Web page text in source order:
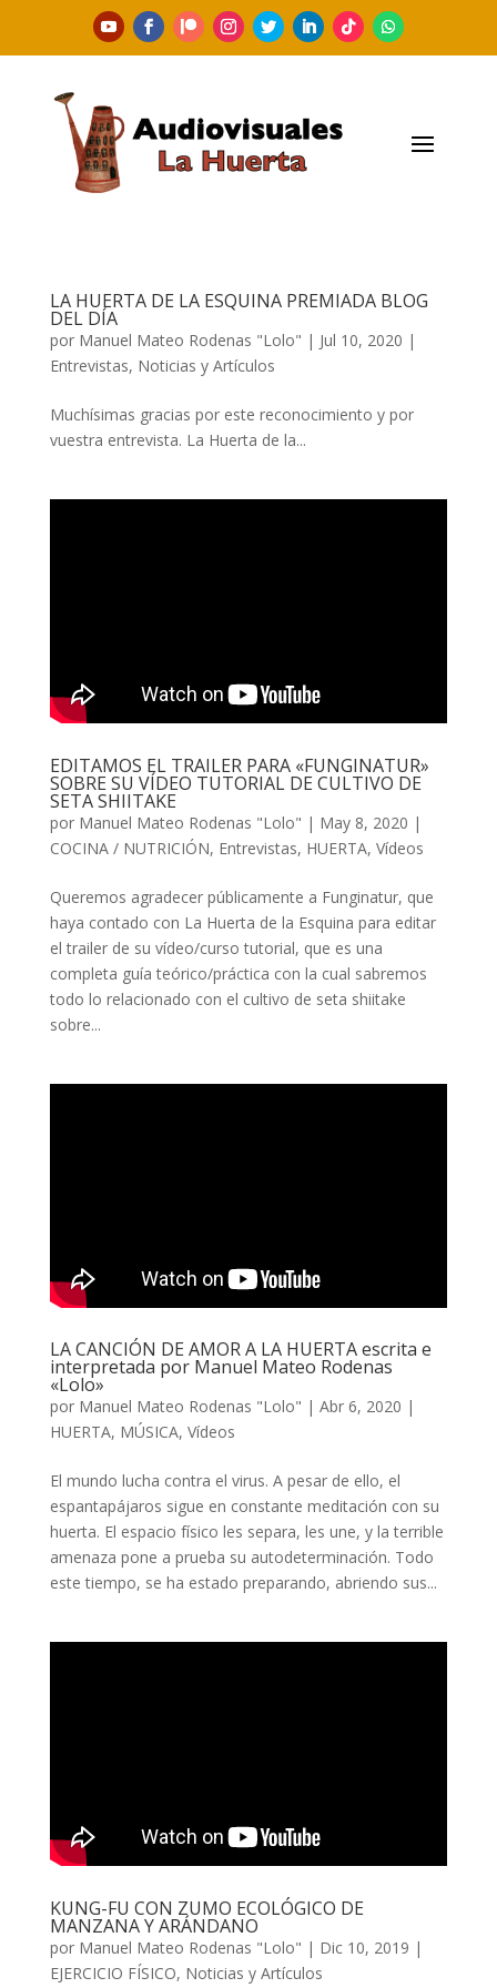
LA HUERTA DE LA ESQUINA PREMIADA BLOG
DEL DÍA
por Manuel Mateo Rodenas "Lolo" | Jul 10, 2020 |
Entrevistas, Noticias y Artículos
Muchísimas gracias por este reconocimiento y por
vuestra entrevista. La Huerta de la...
EDITAMOS EL TRAILER PARA «FUNGINATUR»
SOBRE SU VÍDEO TUTORIAL DE CULTIVO DE
SETA SHIITAKE
por Manuel Mateo Rodenas "Lolo" | May 8, 2020 |
COCINA / NUTRICIÓN, Entrevistas, HUERTA, Vídeos
Queremos agradecer públicamente a Funginatur, que
haya contado con La Huerta de la Esquina para editar
el trailer de su vídeo/curso tutorial, que es una
completa guía teórico/práctica con la cual sabremos
todo lo relacionado con el cultivo de seta shiitake
sobre...
LA CANCIÓN DE AMOR A LA HUERTA escrita e
interpretada por Manuel Mateo Rodenas
«Lolo»
por Manuel Mateo Rodenas "Lolo" | Abr 6, 2020 |
HUERTA, MÚSICA, Vídeos
El mundo lucha contra el virus. A pesar de ello, el
espantapájaros sigue en constante meditación con su
huerta. El espacio físico les separa, les une, y la terrible
amenaza pone a prueba su autodeterminación. Todo
este tiempo, se ha estado preparando, abriendo sus...
KUNG-FU CON ZUMO ECOLÓGICO DE
MANZANA Y ARÁNDANO
por Manuel Mateo Rodenas "Lolo" | Dic 10, 2019 |
EJERCICIO FÍSICO, Noticias y Artículos